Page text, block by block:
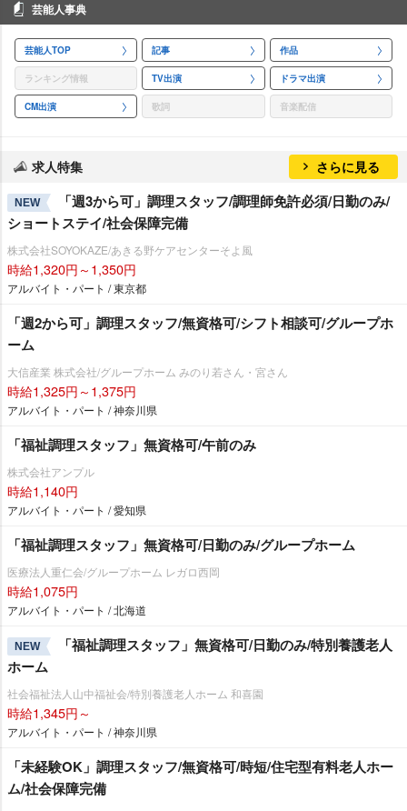
芸能人事典
芸能人TOP 記事 作品
ランキング情報 TV出演 ドラマ出演
CM出演 歌詞 音楽配信
求人特集 さらに見る
NEW
「週3から可」調理スタッフ/調理師免許必須/日勤のみ/
ショートステイ/社会保障完備
株式会社SOYOKAZE/あきる野ケアセンターそよ風
時給1,320円～1,350円
アルバイト・パート / 東京都
「週2から可」調理スタッフ/無資格可/シフト相談可/グループホ
ーム
大信産業 株式会社/グループホーム みのり若さん・宮さん
時給1,325円～1,375円
アルバイト・パート / 神奈川県
「福祉調理スタッフ」無資格可/午前のみ
株式会社アンプル
時給1,140円
アルバイト・パート / 愛知県
「福祉調理スタッフ」無資格可/日勤のみ/グループホーム
医療法人重仁会/グループホーム レガロ西岡
時給1,075円
アルバイト・パート / 北海道
NEW
「福祉調理スタッフ」無資格可/日勤のみ/特別養護老人
ホーム
社会福祉法人山中福祉会/特別養護老人ホーム 和喜園
時給1,345円～
アルバイト・パート / 神奈川県
「未経験OK」調理スタッフ/無資格可/時短/住宅型有料老人ホー
ム/社会保障完備